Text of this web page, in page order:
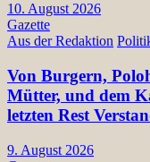
10. August 2026
Gazette
Aus der Redaktion
Von Burgern,
Mütter, und dem
letzten Rest
9. August 2026